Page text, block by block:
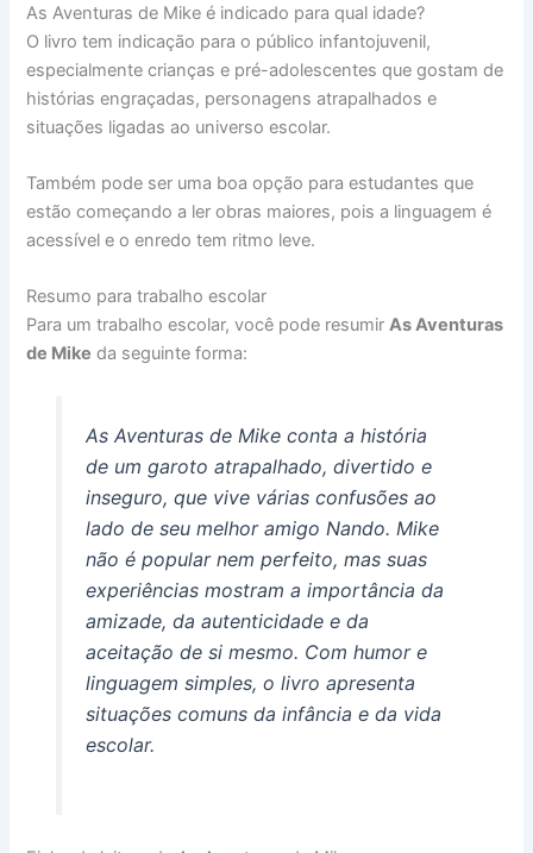
As Aventuras de Mike é indicado para qual idade?
O livro tem indicação para o público infantojuvenil,
especialmente crianças e pré-adolescentes que gostam de
histórias engraçadas, personagens atrapalhados e
situações ligadas ao universo escolar.
Também pode ser uma boa opção para estudantes que
estão começando a ler obras maiores, pois a linguagem é
acessível e o enredo tem ritmo leve.
Resumo para trabalho escolar
Para um trabalho escolar, você pode resumirAs Aventuras
de Mike da seguinte forma:
As Aventuras de Mike conta a história
de um garoto atrapalhado, divertido e
inseguro, que vive várias confusões ao
lado de seu melhor amigo Nando. Mike
não é popular nem perfeito, mas suas
experiências mostram a importância da
amizade, da autenticidade e da
aceitação de si mesmo. Com humor e
linguagem simples, o livro apresenta
situações comuns da infância e da vida
escolar.